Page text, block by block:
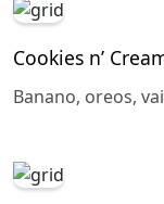
Cookies n’
Banano, oreos,